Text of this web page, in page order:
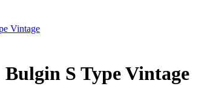
S Type Vintage